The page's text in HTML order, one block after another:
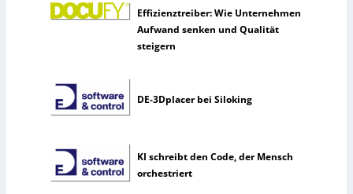
Effizienztreiber: Wie Unternehmen
Aufwand senken und Qualität
steigern
DE-3Dplacer bei Siloking
KI schreibt den Code, der Mensch
orchestriert